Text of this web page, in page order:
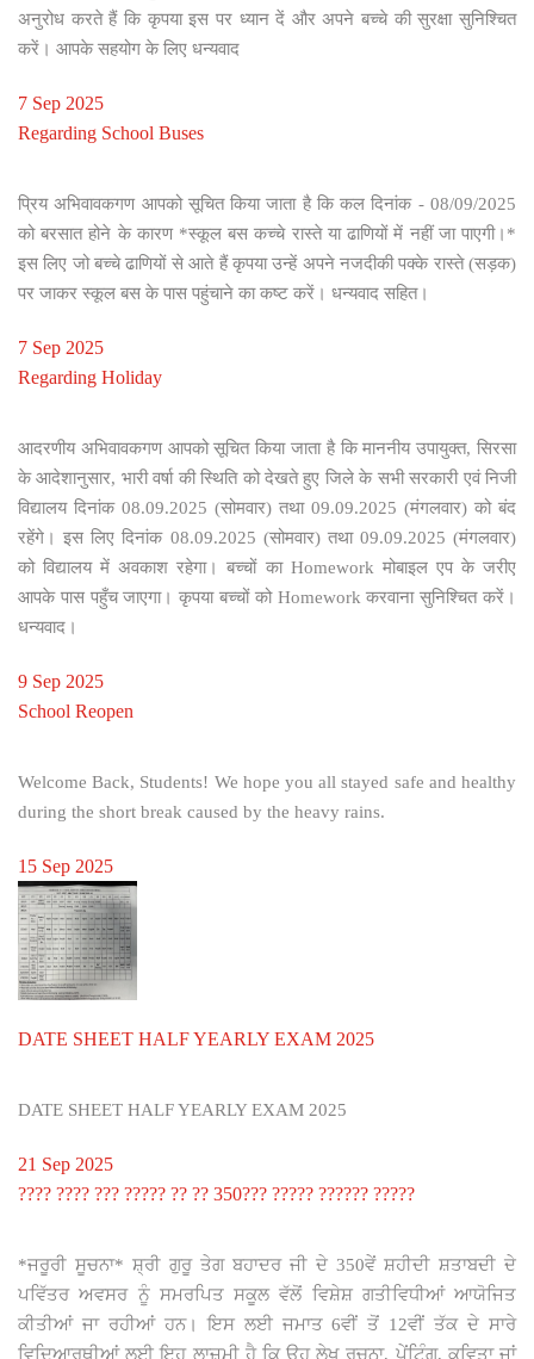
अनुरोध करते हैं कि कृपया इस पर ध्यान दें और अपने बच्चे की सुरक्षा सुनिश्चित
करें। आपके सहयोग के लिए धन्यवाद
7 Sep 2025
Regarding School Buses
प्रिय अभिवावकगण आपको सूचित किया जाता है कि कल दिनांक - 08/09/2025
को बरसात होने के कारण *स्कूल बस कच्चे रास्ते या ढाणियों में नहीं जा पाएगी।*
इस लिए जो बच्चे ढाणियों से आते हैं कृपया उन्हें अपने नजदीकी पक्के रास्ते (सड़क)
पर जाकर स्कूल बस के पास पहुंचाने का कष्ट करें। धन्यवाद सहित।
7 Sep 2025
Regarding Holiday
आदरणीय अभिवावकगण आपको सूचित किया जाता है कि माननीय उपायुक्त, सिरसा
के आदेशानुसार, भारी वर्षा की स्थिति को देखते हुए जिले के सभी सरकारी एवं निजी
विद्यालय दिनांक 08.09.2025 (सोमवार) तथा 09.09.2025 (मंगलवार) को बंद
रहेंगे। इस लिए दिनांक 08.09.2025 (सोमवार) तथा 09.09.2025 (मंगलवार)
को विद्यालय में अवकाश रहेगा। बच्चों का Homework मोबाइल एप के जरीए
आपके पास पहुँच जाएगा। कृपया बच्चों को Homework करवाना सुनिश्चित करें।
धन्यवाद।
9 Sep 2025
School Reopen
Welcome Back, Students! We hope you all stayed safe and healthy
during the short break caused by the heavy rains.
15 Sep 2025
DATE SHEET HALF YEARLY EXAM 2025
DATE SHEET HALF YEARLY EXAM 2025
21 Sep 2025
???? ???? ??? ????? ?? ?? 350??? ????? ?????? ?????
*ਜਰੂਰੀ ਸੂਚਨਾ* ਸ਼੍ਰੀ ਗੁਰੂ ਤੇਗ ਬਹਾਦਰ ਜੀ ਦੇ 350ਵੇਂ ਸ਼ਹੀਦੀ ਸ਼ਤਾਬਦੀ ਦੇ
ਪਵਿੱਤਰ ਅਵਸਰ ਨੂੰ ਸਮਰਪਿਤ ਸਕੂਲ ਵੱਲੋਂ ਵਿਸ਼ੇਸ਼ ਗਤੀਵਿਧੀਆਂ ਆਯੋਜਿਤ
ਕੀਤੀਆਂ ਜਾ ਰਹੀਆਂ ਹਨ। ਇਸ ਲਈ ਜਮਾਤ 6ਵੀਂ ਤੋਂ 12ਵੀਂ ਤੱਕ ਦੇ ਸਾਰੇ
ਵਿਦਿਆਰਥੀਆਂ ਲਈ ਇਹ ਲਾਜ਼ਮੀ ਹੈ ਕਿ ਉਹ ਲੇਖ ਰਚਨਾ, ਪੇਂਟਿੰਗ, ਕਵਿਤਾ ਜਾਂ